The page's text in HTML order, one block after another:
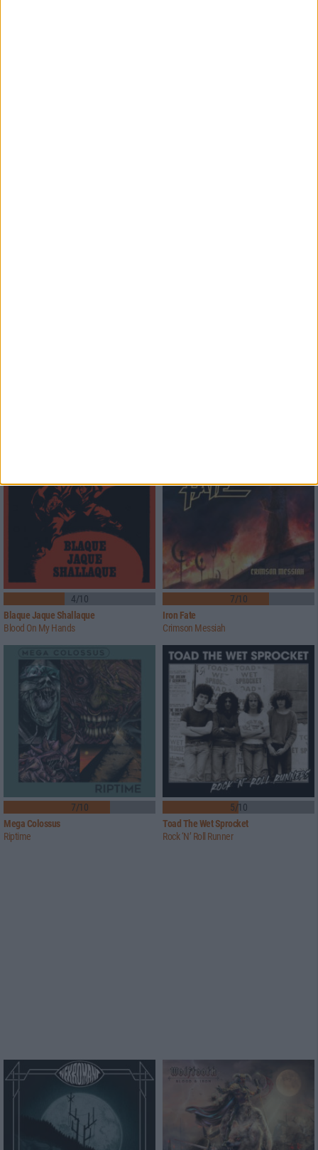
4/10
Blaque Jaque Shallaque
Blood On My Hands
7/10
Iron Fate
Crimson Messiah
7/10
Mega Colossus
Riptime
5/10
Toad The Wet Sprocket
Rock ‘N’ Roll Runner